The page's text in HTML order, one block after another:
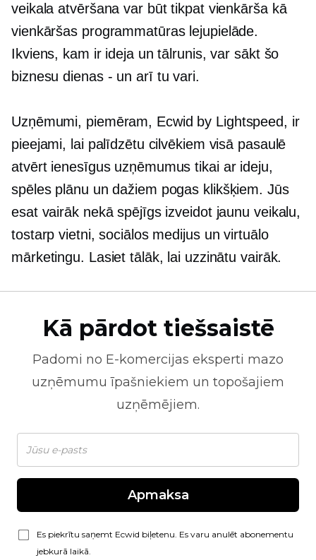
veikala atvēršana var būt tikpat vienkārša kā
vienkāršas programmatūras lejupielāde.
Ikviens, kam ir ideja un tālrunis, var sākt šo
biznesudienas - un arī tu vari.
Uzņēmumi, piemēram, Ecwid by Lightspeed, ir
pieejami, lai palīdzētu cilvēkiem visā pasaulē
atvērt ienesīgus uzņēmumus tikai ar ideju,
spēles plānu un dažiem pogas klikšķiem. Jūs
esat vairāk nekā spējīgs izveidot jaunu veikalu,
tostarp vietni, sociālos medijus un virtuālo
mārketingu. Lasiet tālāk, lai uzzinātu vairāk.
Kā pārdot tiešsaistē
Padomi no E-komercijas eksperti mazo
uzņēmumu īpašniekiem un topošajiem
uzņēmējiem.
Apmaksa
Es piekrītu saņemt Ecwid biļetenu. Es varu anulēt abonementu
jebkurā laikā.